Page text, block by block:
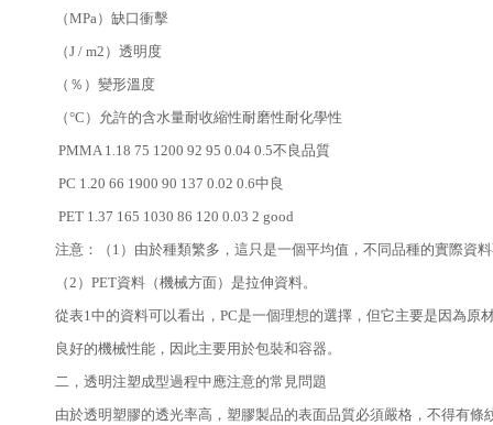
（MPa）缺口衝擊
（J / m2）透明度
（％）變形溫度
（°C）允許的含水量耐收縮性耐磨性耐化學性
PMMA 1.18 75 1200 92 95 0.04 0.5不良品質
PC 1.20 66 1900 90 137 0.02 0.6中良
PET 1.37 165 1030 86 120 0.03 2 good
注意：（1）由於種類繁多，這只是一個平均值，不同品種的實際資
（2）PET資料（機械方面）是拉伸資料。
從表1中的資料可以看出，PC是一個理想的選擇，但它主要是因為
良好的機械性能，因此主要用於包裝和容器。
二，透明注塑成型過程中應注意的常見問題
由於透明塑膠的透光率高，塑膠製品的表面品質必須嚴格，不得有